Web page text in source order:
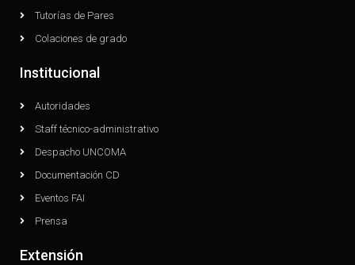
Tutorías de Pares
Colaciones de grado
Institucional
Autoridades
Staff técnico-administrativo
Despacho UNCOMA
Documentación CD
Eventos FAI
Prensa
Extensión